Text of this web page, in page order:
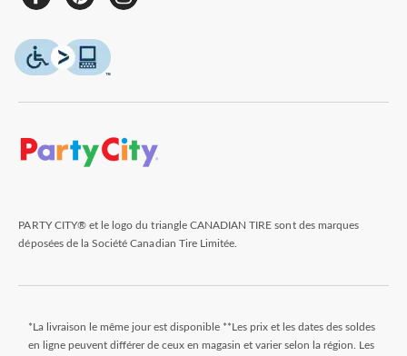
PARTY CITY® et le logo du triangle CANADIAN TIRE sont des marques
déposées de la Société Canadian Tire Limitée.
*La livraison le même jour est disponible **Les prix et les dates des soldes
en ligne peuvent différer de ceux en magasin et varier selon la région. Les